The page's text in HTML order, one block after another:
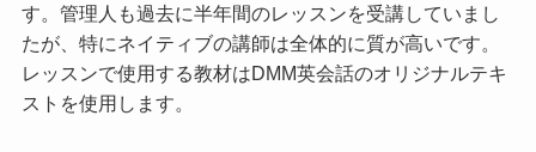
す。管理人も過去に半年間のレッスンを受講していまし
たが、特にネイティブの講師は全体的に質が高いです。
レッスンで使用する教材はDMM英会話のオリジナルテキ
ストを使用します。